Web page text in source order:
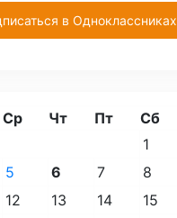
в Одноклассниках
Ср Чт Пт Сб
1
5 6 7 8
12 13 14 15